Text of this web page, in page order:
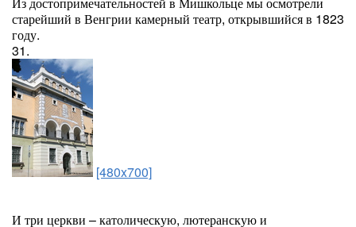
старейший в Венгрии камерный театр, открывшийся в 1823
году.
31.
[480x700]
И три церкви – католическую, лютеранскую и